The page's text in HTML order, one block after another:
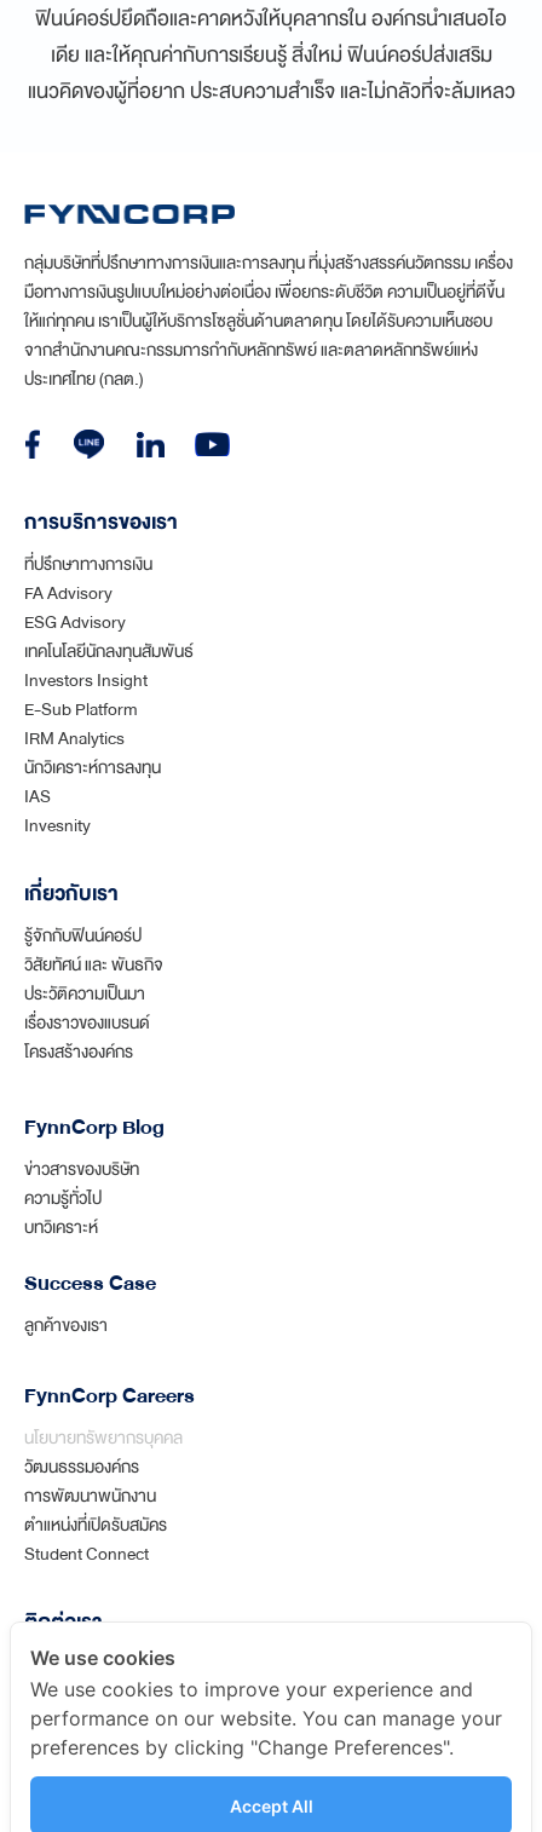
ฟินน์คอร์ปยึดถือและคาดหวังให้บุคลากรใน องค์กรนำเสนอไอ
เดีย และให้คุณค่ากับการเรียนรู้ สิ่งใหม่ ฟินน์คอร์ปส่งเสริม
แนวคิดของผู้ที่อยาก ประสบความสำเร็จ และไม่กลัวที่จะล้มเหลว
กลุ่มบริษัทที่ปรึกษาทางการเงินและการลงทุน ที่มุ่งสร้างสรรค์นวัตกรรม เครื่อง
มือทางการเงินรูปแบบใหม่อย่างต่อเนื่อง เพื่อยกระดับชีวิต ความเป็นอยู่ที่ดีขึ้น
ให้แก่ทุกคน เราเป็นผู้ให้บริการโซลูชั่นด้านตลาดทุน โดยได้รับความเห็นชอบ
จากสำนักงานคณะกรรมการกำกับหลักทรัพย์ และตลาดหลักทรัพย์แห่ง
ประเทศไทย (กลต.)
การบริการของเรา
ที่ปรึกษาทางการเงิน
FA Advisory
ESG Advisory
เทคโนโลยีนักลงทุนสัมพันธ์
Investors Insight
E-Sub Platform
IRM Analytics
นักวิเคราะห์การลงทุน
IAS
Invesnity
เกี่ยวกับเรา
รู้จักกับฟินน์คอร์ป
วิสัยทัศน์ และ พันธกิจ
ประวัติความเป็นมา
เรื่องราวของแบรนด์
โครงสร้างองค์กร
FynnCorp Blog
ข่าวสารของบริษัท
ความรู้ทั่วไป
บทวิเคราะห์
Success Case
ลูกค้าของเรา
ติดต่อเรา
partners@fynncorp.com
+66 (0) 2 636 5556
304 อาคารวานิชเพลซ อารีย์ (อาคาร เอ) ห้องเลขที่ 1503-1505 ชั้นที่
15 ถนนพหลโยธิน แขวงสามเสนใน เขตพญาไทกรุงเทพมหานคร 10400
FynnCorp Careers
นโยบายทรัพยากรบุคคล
วัฒนธรรมองค์กร
การพัฒนาพนักงาน
ตำแหน่งที่เปิดรับสมัคร
Student Connect
We use cookies
We use cookies to improve your experience and
performance on our website. You can manage your
preferences by clicking "Change Preferences".
Accept All